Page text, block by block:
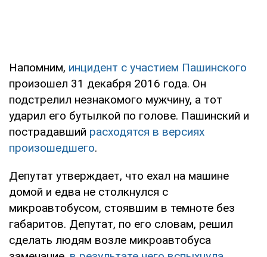
Напомним, инцидент с участием Пашинского
произошел 31 декабря 2016 года. Он
подстрелил незнакомого мужчину, а тот
ударил его бутылкой по голове. Пашинский и
пострадавший расходятся в версиях
произошедшего.
Депутат утверждает, что ехал на машине
домой и едва не столкнулся с
микроавтобусом, стоявшим в темноте без
габаритов. Депутат, по его словам, решил
сделать людям возле микроавтобуса